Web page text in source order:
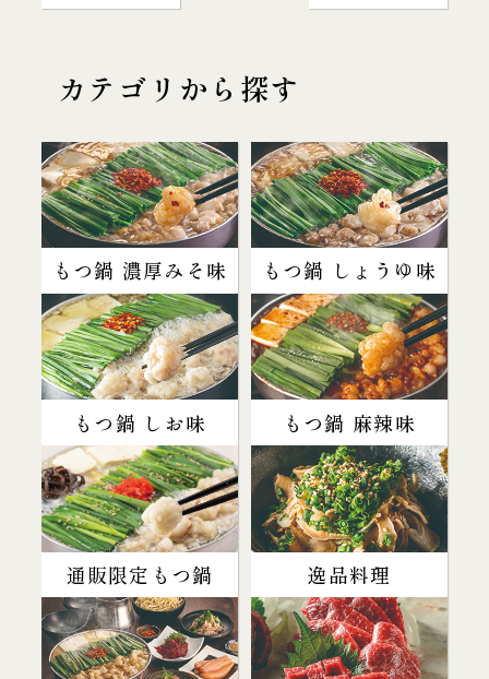
カテゴリから探す
もつ鍋 濃厚みそ味 もつ鍋 しょうゆ味
もつ鍋 しお味 もつ鍋 麻辣味
通販限定もつ鍋 逸品料理